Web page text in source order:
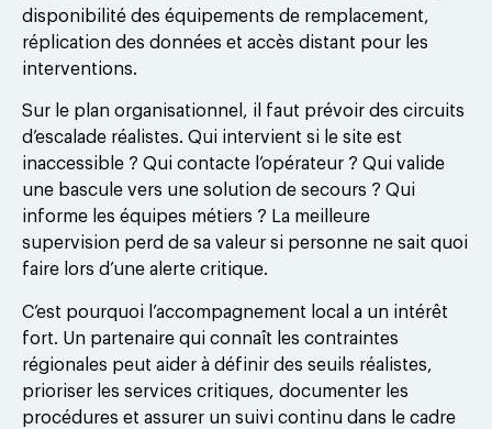
disponibilité des équipements de remplacement,
réplication des données et accès distant pour les
interventions.
Sur le plan organisationnel, il faut prévoir des circuits
d’escalade réalistes. Qui intervient si le site est
inaccessible ? Qui contacte l’opérateur ? Qui valide
une bascule vers une solution de secours ? Qui
informe les équipes métiers ? La meilleure
supervision perd de sa valeur si personne ne sait quoi
faire lors d’une alerte critique.
C’est pourquoi l’accompagnement local a un intérêt
fort. Un partenaire qui connaît les contraintes
régionales peut aider à définir des seuils réalistes,
prioriser les services critiques, documenter les
procédures et assurer un suivi continu dans le cadre